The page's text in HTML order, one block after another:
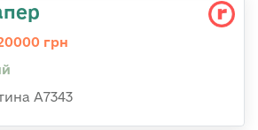
грн
А7343